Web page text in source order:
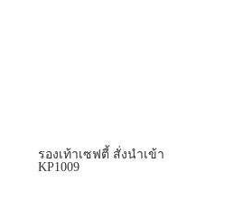
รองเท้าเซฟตี้ สั่งนำเข้า
KP1009